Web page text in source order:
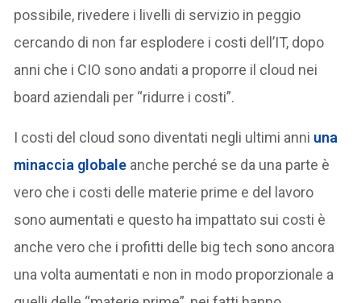
possibile, rivedere i livelli di servizio in peggio
cercando di non far esplodere i costi dell’IT, dopo
anni che i CIO sono andati a proporre il cloud nei
board aziendali per “ridurre i costi”.
I costi del cloud sono diventati negli ultimi anni una
minaccia globale anche perché se da una parte è
vero che i costi delle materie prime e del lavoro
sono aumentati e questo ha impattato sui costi è
anche vero che i profitti delle big tech sono ancora
una volta aumentati e non in modo proporzionale a